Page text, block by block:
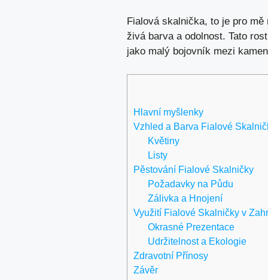
Fialová skalnička, to je pro
živá barva a odolnost. Tato
jako malý bojovník mezi
Hlavní myšlenky
Vzhled a Barva Fialové
Květiny
Listy
Pěstování Fialové Skalničky
Požadavky na Půdu
Zálivka a Hnojení
Využití Fialové Skalničky v
Okrasné Prezentace
Udržitelnost a Ekologie
Zdravotní Přínosy
Závěr